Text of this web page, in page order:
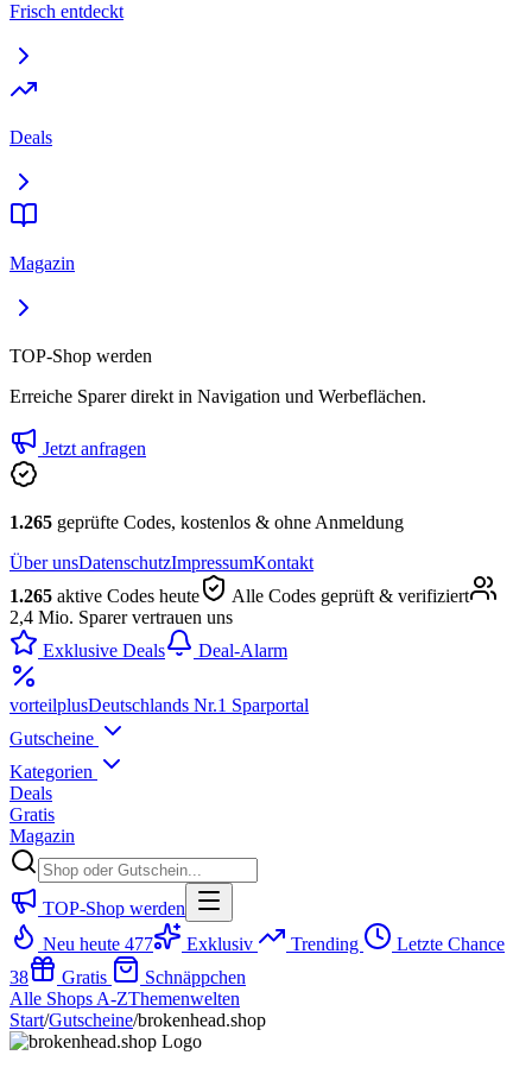
Frisch entdeckt
Deals
Magazin
TOP-Shop werden
Erreiche Sparer direkt in Navigation und Werbeflächen.
Jetzt anfragen
1.265 geprüfte Codes, kostenlos & ohne Anmeldung
Über unsDatenschutzImpressumKontakt
1.265 aktive Codes heute
Alle Codes geprüft & verifiziert
2,4 Mio. Sparer vertrauen uns
Exklusive Deals
Deal-Alarm
vorteilplusDeutschlands Nr.1 Sparportal
Gutscheine
Kategorien
Deals
Gratis
Magazin
TOP-Shop werden
Neu heute 477 Exklusiv Trending
Letzte Chance
38
Gratis
Schnäppchen
Alle Shops A-ZThemenwelten
Start/Gutscheine/brokenhead.shop